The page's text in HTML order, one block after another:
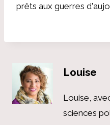
prêts aux guerres
Louise
Louise,
sciences